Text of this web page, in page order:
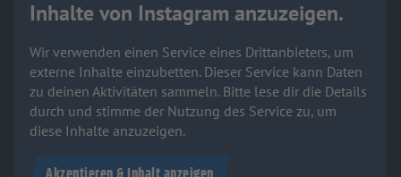
Inhalte von Instagram anzuzeigen.
Wir verwenden einen Service eines Drittanbieters, um
externe Inhalte einzubetten. Dieser Service kann Daten
zu deinen Aktivitäten sammeln. Bitte lese dir die Details
durch und stimme der Nutzung des Service zu, um
diese Inhalte anzuzeigen.